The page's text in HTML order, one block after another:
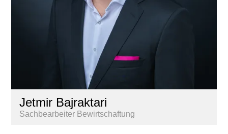
Jetmir Bajraktari
Sachbearbeiter Bewirtschaftung